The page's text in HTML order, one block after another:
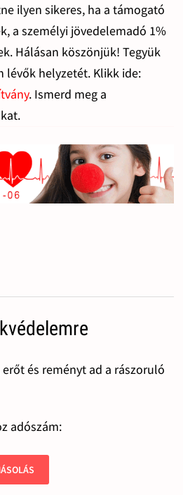
ilyen sikeres, ha a támogató
a személyi jövedelemadó 1%
Hálásan köszönjük! Tegyük
lévők helyzetét. Klikk ide:
. Ismerd meg a
és reményt ad a rászoruló
adószám: